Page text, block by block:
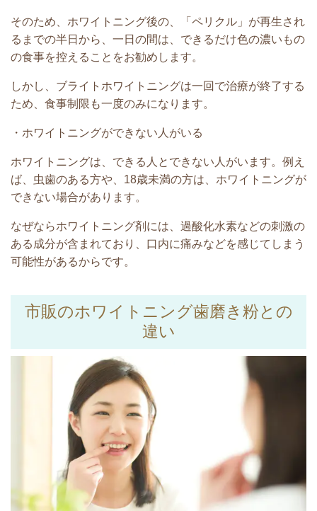
そのため、ホワイトニング後の、「ペリクル」が再生され
るまでの半日から、一日の間は、できるだけ色の濃いもの
の食事を控えることをお勧めします。
しかし、ブライトホワイトニングは一回で治療が終了する
ため、食事制限も一度のみになります。
・ホワイトニングができない人がいる
ホワイトニングは、できる人とできない人がいます。例え
ば、虫歯のある方や、18歳未満の方は、ホワイトニングが
できない場合があります。
なぜならホワイトニング剤には、過酸化水素などの刺激の
ある成分が含まれており、口内に痛みなどを感じてしまう
可能性があるからです。
市販のホワイトニング歯磨き粉との
違い